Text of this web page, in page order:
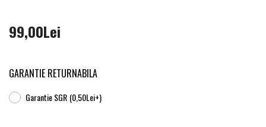
99,00Lei
GARANTIE RETURNABILA
Garantie SGR (0,50Lei+)